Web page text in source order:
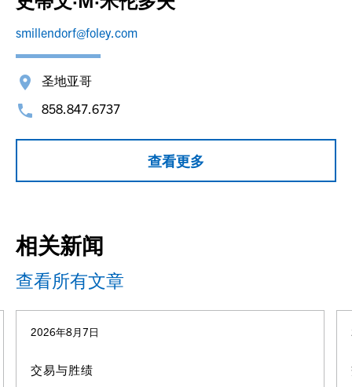
smillendorf@foley.com
圣地亚哥
858.847.6737
查看更多
相关新闻
查看所有文章
2026年8月7日
交易与胜绩